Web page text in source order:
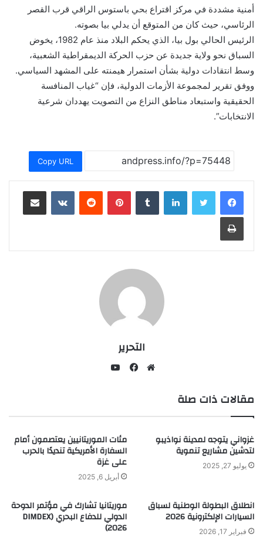
أمنية مشددة في مركز اقتراع بحي باستوس الراقي قرب القصر
الرئاسي، حيث كان من المتوقع أن يدلي بيا بصوته.
الرئيس الحالي بول بيا، الذي يحكم البلاد منذ عام 1982، يخوض
السباق نحو ولاية جديدة عن حزب الحركة الديمقراطية الشعبية،
وسط انتقادات دولية بشأن استمرار هيمنته على المشهد السياسي.
ووفق تقرير لمجموعة الأزمات الدولية، فإن “غياب المنافسة
الحقيقية واستبعاد مناطق النزاع من التصويت يهددان شرعية
الانتخابات”.
Copy URL
لينكدإن بينتيريست مشاركة عبر البريد
طباعة
التحرير
مقالات ذات صلة
غزواني يتوجه لمدينة نواذيبو
لتدشين مشاريع تنموية
يوليو 27, 2025
مئات الموريتانيين يعتصمون أمام
السفارة الأمريكية تنديدًا بالحرب
على غزة
أبريل 6, 2025
انطلاق البطولة الوطنية لسباق
السيارات الإلكترونية 2026
فبراير 17, 2026
موريتانيا تشارك في مؤتمر الدوحة
الدولي للدفاع البحري (DIMDEX
2026)